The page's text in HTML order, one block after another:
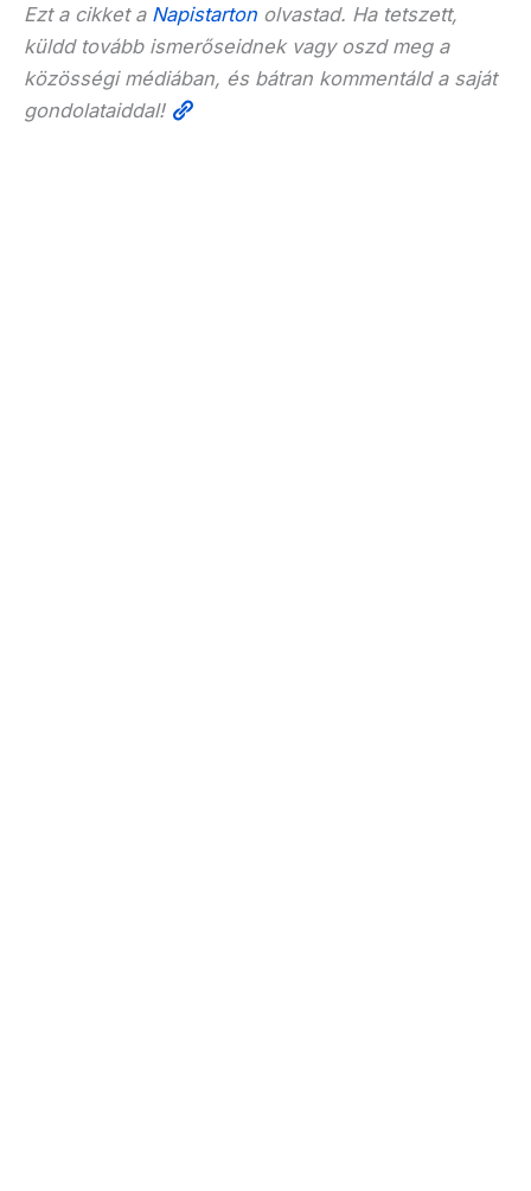
Ezt a cikket a Napistarton olvastad. Ha tetszett,
küldd tovább ismerőseidnek vagy oszd meg a
közösségi médiában, és bátran kommentáld a saját
gondolataiddal!